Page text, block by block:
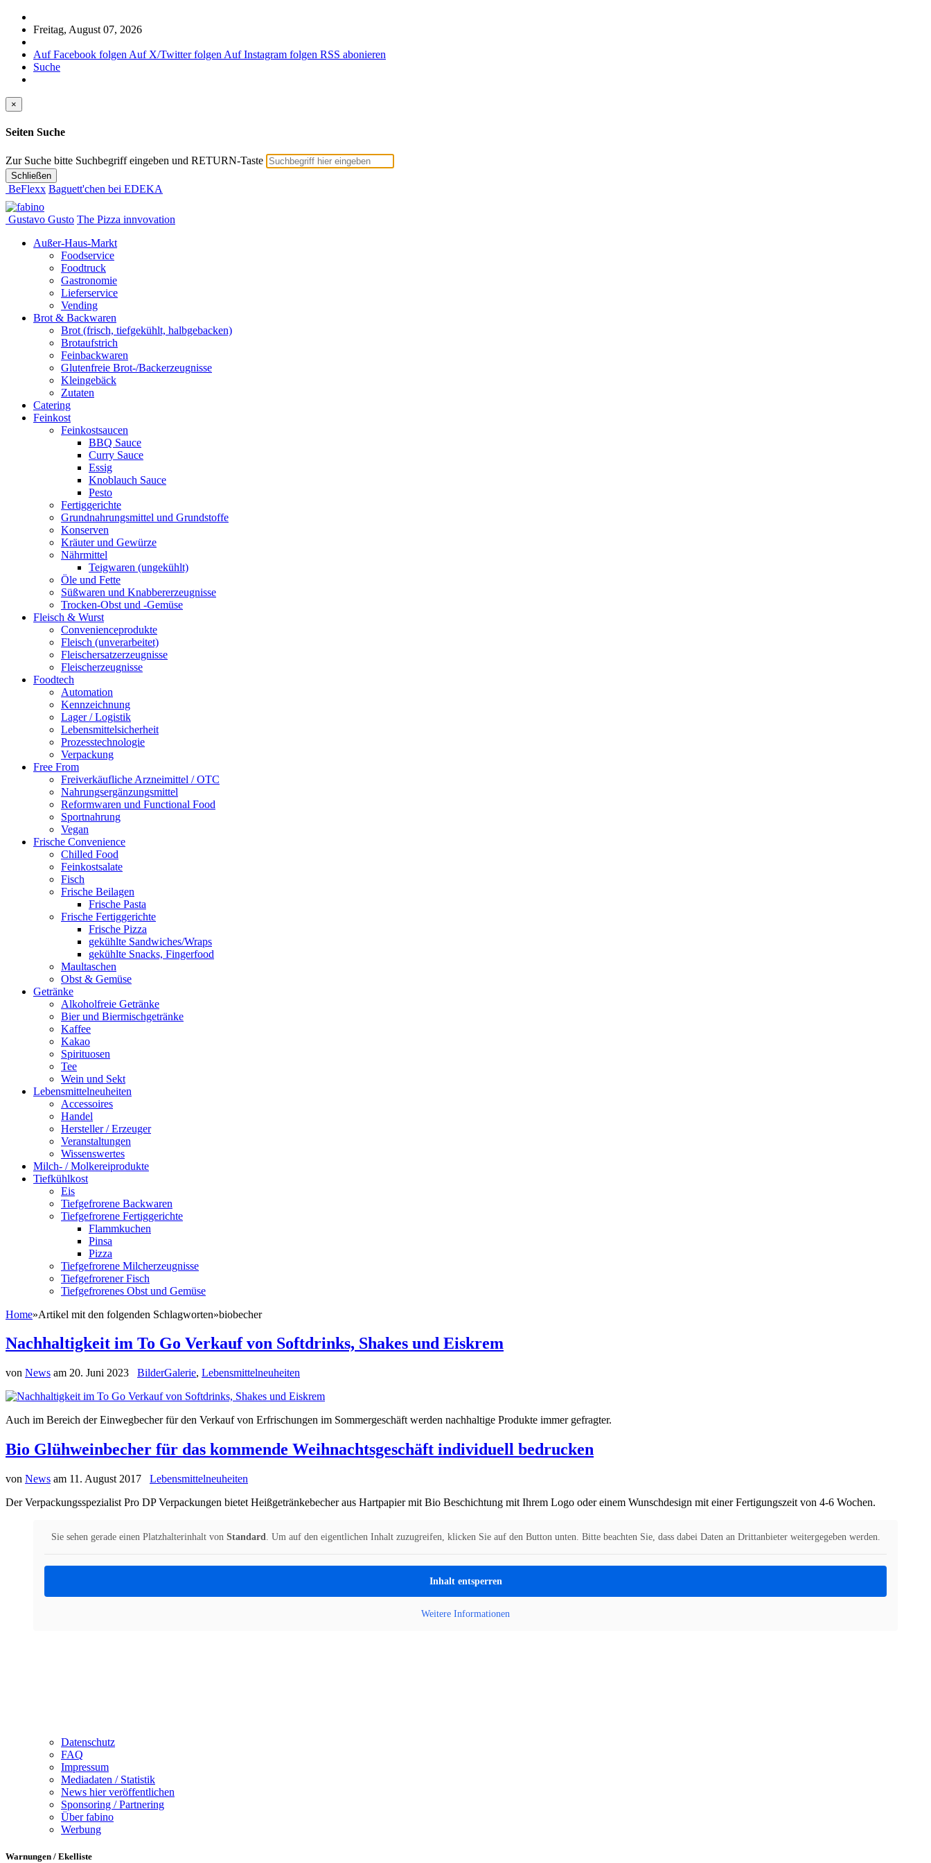
Freitag, August 07, 2026
Auf Facebook folgen Auf X/Twitter folgen Auf Instagram folgen RSS abonieren
Suche
×
Seiten Suche
Zur Suche bitte Suchbegriff eingeben und RETURN-Taste
Schließen
BeFlexx Baguett'chen bei EDEKA
Gustavo Gusto The Pizza innvovation
Außer-Haus-Markt
Foodservice
Foodtruck
Gastronomie
Lieferservice
Vending
Brot & Backwaren
Brot (frisch, tiefgekühlt, halbgebacken)
Brotaufstrich
Feinbackwaren
Glutenfreie Brot-/Backerzeugnisse
Kleingebäck
Zutaten
Catering
Feinkost
Feinkostsaucen
BBQ Sauce
Curry Sauce
Essig
Knoblauch Sauce
Pesto
Fertiggerichte
Grundnahrungsmittel und Grundstoffe
Konserven
Kräuter und Gewürze
Nährmittel
Teigwaren (ungekühlt)
Öle und Fette
Süßwaren und Knabbererzeugnisse
Trocken-Obst und -Gemüse
Fleisch & Wurst
Convenienceprodukte
Fleisch (unverarbeitet)
Fleischersatzerzeugnisse
Fleischerzeugnisse
Foodtech
Automation
Kennzeichnung
Lager / Logistik
Lebensmittelsicherheit
Prozesstechnologie
Verpackung
Free From
Freiverkäufliche Arzneimittel / OTC
Nahrungsergänzungsmittel
Reformwaren und Functional Food
Sportnahrung
Vegan
Frische Convenience
Chilled Food
Feinkostsalate
Fisch
Frische Beilagen
Frische Pasta
Frische Fertiggerichte
Frische Pizza
gekühlte Sandwiches/Wraps
gekühlte Snacks, Fingerfood
Maultaschen
Obst & Gemüse
Getränke
Alkoholfreie Getränke
Bier und Biermischgetränke
Kaffee
Kakao
Spirituosen
Tee
Wein und Sekt
Lebensmittelneuheiten
Accessoires
Handel
Hersteller / Erzeuger
Veranstaltungen
Wissenswertes
Milch- / Molkereiprodukte
Tiefkühlkost
Eis
Tiefgefrorene Backwaren
Tiefgefrorene Fertiggerichte
Flammkuchen
Pinsa
Pizza
Tiefgefrorene Milcherzeugnisse
Tiefgefrorener Fisch
Tiefgefrorenes Obst und Gemüse
Home»Artikel mit den folgenden Schlagworten»biobecher
Nachhaltigkeit im To Go Verkauf von Softdrinks, Shakes und Eiskrem
von News am 20. Juni 2023 BilderGalerie, Lebensmittelneuheiten
Auch im Bereich der Einwegbecher für den Verkauf von Erfrischungen im Sommergeschäft werden nachhaltige Produkte immer gefragter.
Bio Glühweinbecher für das kommende Weihnachtsgeschäft individuell bedrucken
von News am 11. August 2017
Lebensmittelneuheiten
Der Verpackungsspezialist Pro DP Verpackungen bietet Heißgetränkebecher aus Hartpapier mit Bio Beschichtung mit Ihrem Logo oder einem Wunschdesign mit einer Fertigungszeit von 4-6 Wochen.
Sie sehen gerade einen Platzhalterinhalt von Standard. Um auf den eigentlichen Inhalt zuzugreifen, klicken Sie auf den Button unten. Bitte beachten Sie, dass dabei Daten an Drittanbieter weitergegeben werden.
Inhalt entsperren
Weitere Informationen
Datenschutz
FAQ
Impressum
Mediadaten / Statistik
News hier veröffentlichen
Sponsoring / Partnering
Über fabino
Werbung
Warnungen / Ekelliste